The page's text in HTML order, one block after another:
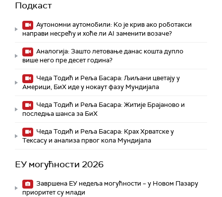
Подкаст
Аутономни аутомобили: Ко је крив ако роботакси
направи несрећу и хоће ли AI заменити возаче?
Аналогија: Зашто летовање данас кошта дупло
више него пре десет година?
Чеда Тодић и Реља Басара: Љиљани цветају у
Америци, БиХ иде у нокаут фазу Мундијала
Чеда Тодић и Реља Басара: Житије Брајаново и
последња шанса за БиХ
Чеда Тодић и Реља Басара: Крах Хрватске у
Тексасу и анализа првог кола Мундијала
ЕУ могућности 2026
Завршена ЕУ недеља могућности – у Новом Пазару
приоритет су млади